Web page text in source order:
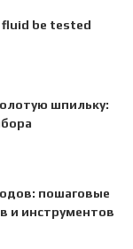
be tested
шпильку:
пошаговые
и инструментов